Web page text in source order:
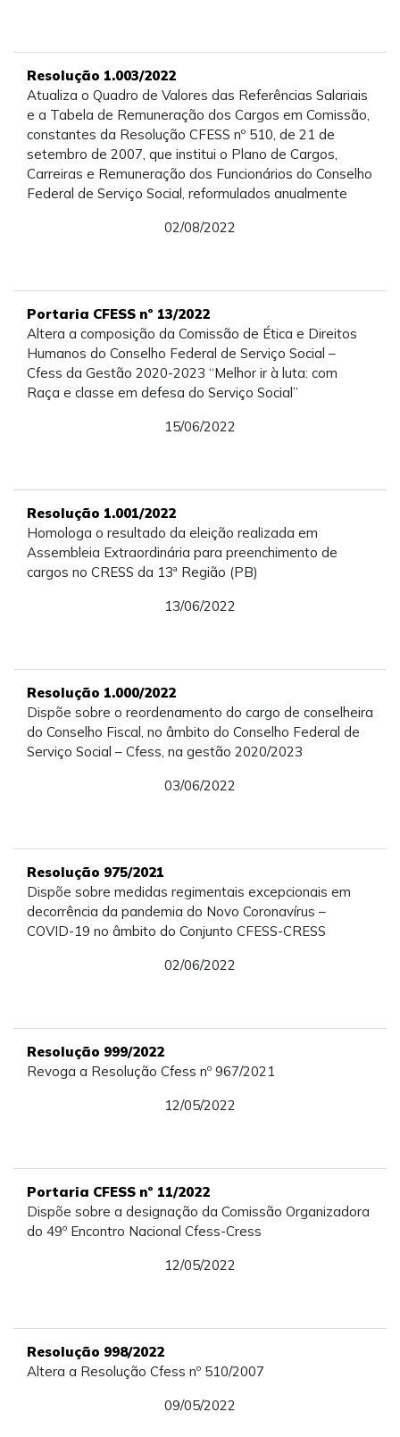
Resolução 1.003/2022
Atualiza o Quadro de Valores das Referências Salariais
e a Tabela de Remuneração dos Cargos em Comissão,
constantes da Resolução CFESS nº 510, de 21 de
setembro de 2007, que institui o Plano de Cargos,
Carreiras e Remuneração dos Funcionários do Conselho
Federal de Serviço Social, reformulados anualmente
02/08/2022
Portaria CFESS nº 13/2022
Altera a composição da Comissão de Ética e Direitos
Humanos do Conselho Federal de Serviço Social –
Cfess da Gestão 2020-2023 “Melhor ir à luta: com
Raça e classe em defesa do Serviço Social”
15/06/2022
Resolução 1.001/2022
Homologa o resultado da eleição realizada em
Assembleia Extraordinária para preenchimento de
cargos no CRESS da 13ª Região (PB)
13/06/2022
Resolução 1.000/2022
Dispõe sobre o reordenamento do cargo de conselheira
do Conselho Fiscal, no âmbito do Conselho Federal de
Serviço Social – Cfess, na gestão 2020/2023
03/06/2022
Resolução 975/2021
Dispõe sobre medidas regimentais excepcionais em
decorrência da pandemia do Novo Coronavírus –
COVID-19 no âmbito do Conjunto CFESS-CRESS
02/06/2022
Resolução 999/2022
Revoga a Resolução Cfess nº 967/2021
12/05/2022
Portaria CFESS nº 11/2022
Dispõe sobre a designação da Comissão Organizadora
do 49º Encontro Nacional Cfess-Cress
12/05/2022
Resolução 998/2022
Altera a Resolução Cfess nº 510/2007
09/05/2022